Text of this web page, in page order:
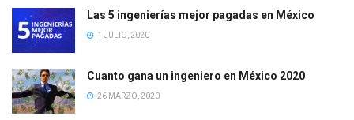
Las 5 ingenierías mejor pagadas en México
1 JULIO, 2020
Cuanto gana un ingeniero en México 2020
26 MARZO, 2020